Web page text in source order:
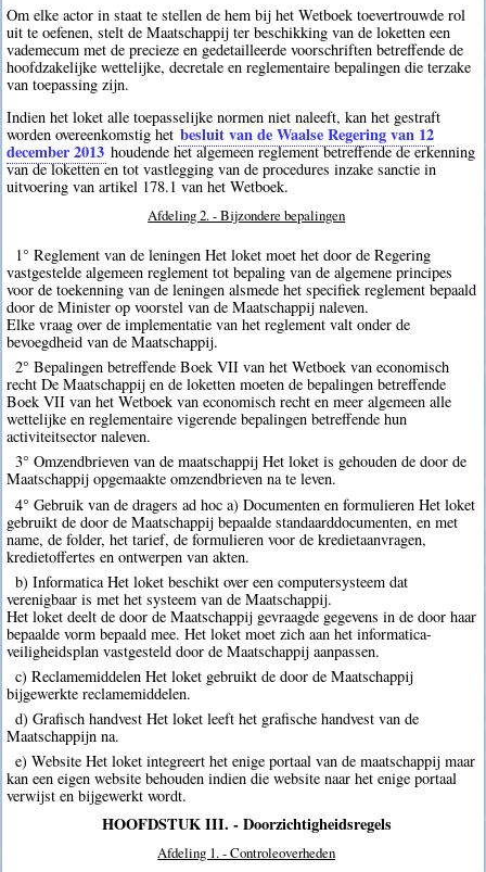
Om elke actor in staat te stellen de hem bij het Wetboek toevertrouwde rol
uit te oefenen, stelt de Maatschappij ter beschikking van de loketten een
vademecum met de precieze en gedetailleerde voorschriften betreffende de
hoofdzakelijke wettelijke, decretale en reglementaire bepalingen die terzake
van toepassing zijn.
Indien het loket alle toepasselijke normen niet naleeft, kan het gestraft
worden overeenkomstig het besluit van de Waalse Regering van 12
december 2013 houdende het algemeen reglement betreffende de erkenning
van de loketten en tot vastlegging van de procedures inzake sanctie in
uitvoering van artikel 178.1 van het Wetboek.
Afdeling 2. - Bijzondere bepalingen
1° Reglement van de leningen Het loket moet het door de Regering
vastgestelde algemeen reglement tot bepaling van de algemene principes
voor de toekenning van de leningen alsmede het specifiek reglement bepaald
door de Minister op voorstel van de Maatschappij naleven.
Elke vraag over de implementatie van het reglement valt onder de
bevoegdheid van de Maatschappij.
2° Bepalingen betreffende Boek VII van het Wetboek van economisch
recht De Maatschappij en de loketten moeten de bepalingen betreffende
Boek VII van het Wetboek van economisch recht en meer algemeen alle
wettelijke en reglementaire vigerende bepalingen betreffende hun
activiteitsector naleven.
3° Omzendbrieven van de maatschappij Het loket is gehouden de door de
Maatschappij opgemaakte omzendbrieven na te leven.
4° Gebruik van de dragers ad hoc a) Documenten en formulieren Het loket
gebruikt de door de Maatschappij bepaalde standaarddocumenten, en met
name, de folder, het tarief, de formulieren voor de kredietaanvragen,
kredietoffertes en ontwerpen van akten.
b) Informatica Het loket beschikt over een computersysteem dat
verenigbaar is met het systeem van de Maatschappij.
Het loket deelt de door de Maatschappij gevraagde gegevens in de door haar
bepaalde vorm bepaald mee. Het loket moet zich aan het informatica-
veiligheidsplan vastgesteld door de Maatschappij aanpassen.
c) Reclamemiddelen Het loket gebruikt de door de Maatschappij
bijgewerkte reclamemiddelen.
d) Grafisch handvest Het loket leeft het grafische handvest van de
Maatschappijn na.
e) Website Het loket integreert het enige portaal van de maatschappij maar
kan een eigen website behouden indien die website naar het enige portaal
verwijst en bijgewerkt wordt.
HOOFDSTUK III. - Doorzichtigheidsregels
Afdeling 1. - Controleoverheden